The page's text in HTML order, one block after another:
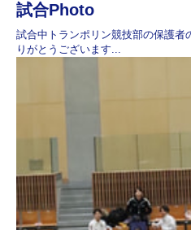
試合Photo
試合中トランポリン競技部の保護者
りがとうございます...